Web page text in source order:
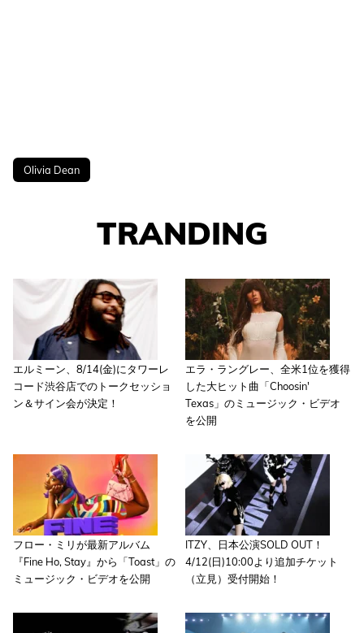
Olivia Dean
TRANDING
エルミーン、8/14(金)にタワーレ
コード渋谷店でのトークセッショ
ン＆サイン会が決定！
エラ・ラングレー、全米1位を獲得
した大ヒット曲「Choosin'
Texas」のミュージック・ビデオ
を公開
フロー・ミリが最新アルバム
『Fine Ho, Stay』から「Toast」の
ミュージック・ビデオを公開
ITZY、日本公演SOLD OUT！
4/12(日)10:00より追加チケット
（立見）受付開始！